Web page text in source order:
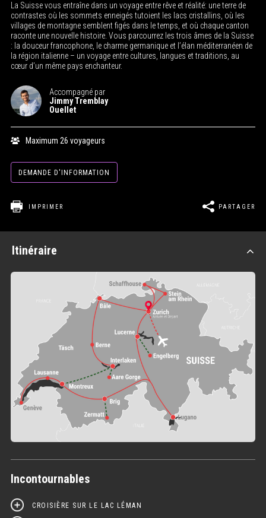
La Suisse vous entraîne dans un voyage entre rêve et réalité: une terre de
contrastes où les sommets enneigés tutoient les lacs cristallins, où les
villages de montagne semblent figés dans le temps, et où chaque canton
raconte une nouvelle histoire. Vous parcourrez les trois âmes de la Suisse
: la douceur francophone, le charme germanique et l’élan méditerranéen de
la région italienne – un voyage entre cultures, langues et traditions, au
cœur d’un même pays enchanteur.
Accompagné par
Jimmy Tremblay
Ouellet
Maximum 26 voyageurs
DEMANDE D'INFORMATION
IMPRIMER PARTAGER
Itinéraire
Incontournables
CROISIÈRE SUR LE LAC LÉMAN